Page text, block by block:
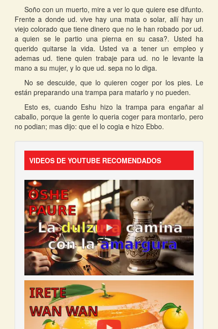
Soño con un muerto, mire a ver lo que quiere ese difunto.
Frente a donde ud. vive hay una mata o solar, allí hay un
viejo colorado que tiene dinero que no le han robado por ud.
a quien se le partio una pierna en su casa?. Usted ha
querido quitarse la vida. Usted va a tener un empleo y
ademas ud. tiene quien trabaje para ud. no le levante la
mano a su mujer, y lo que ud. sepa no lo diga.
No se descuide, que lo quieren coger por los pies. Le
están preparando una trampa para matarlo y no pueden.
Esto es, cuando Eshu hizo la trampa para engañar al
caballo, porque la gente lo queria coger para montarlo, pero
no podian; mas dijo: que el lo cogia e hizo Ebbo.
VIDEOS DE YOUTUBE RECOMENDADOS